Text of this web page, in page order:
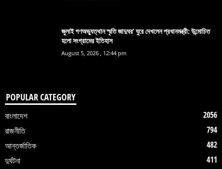
জুলাই গণঅভ্যুত্থান স্মৃতি জাদুঘর’ ঘুরে দেখলেন প্রধানমন্ত্রী: উন্মোচিত
হলো সংগ্রামের ইতিহাস
August 5, 2026 , 12:44 pm
POPULAR CATEGORY
বাংলাদেশ
2056
রাজনীতি
794
আন্তর্জাতিক
482
দুর্ঘটনা
411